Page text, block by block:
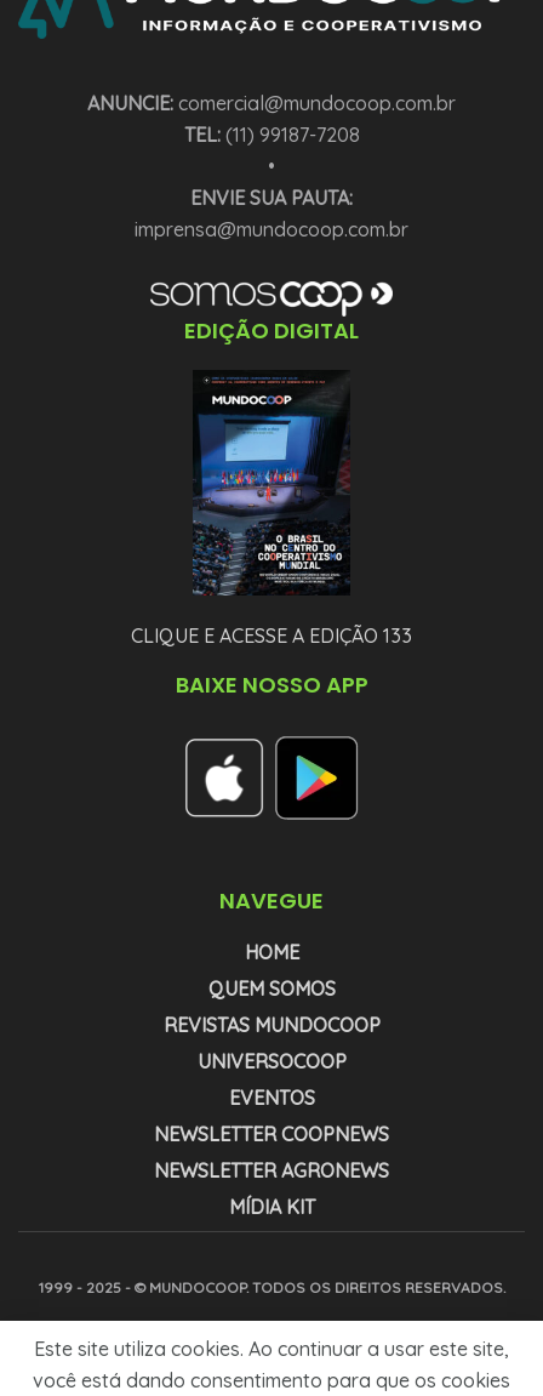
ANUNCIE: comercial@mundocoop.com.br
TEL:(11) 99187-7208
•
ENVIE SUA PAUTA:
imprensa@mundocoop.com.br
EDIÇÃO DIGITAL
CLIQUE E ACESSE A EDIÇÃO 133
BAIXE NOSSO APP
NAVEGUE
HOME
QUEM SOMOS
REVISTAS MUNDOCOOP
UNIVERSOCOOP
EVENTOS
NEWSLETTER COOPNEWS
NEWSLETTER AGRONEWS
MÍDIA KIT
1999 - 2025 - © MUNDOCOOP. TODOS OS DIREITOS RESERVADOS.
Este site utiliza cookies. Ao continuar a usar este site,
você está dando consentimento para que os cookies